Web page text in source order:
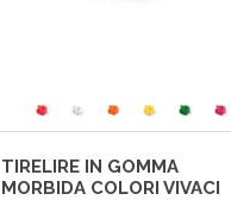
TIRELIRE IN GOMMA
MORBIDA COLORI VIVACI